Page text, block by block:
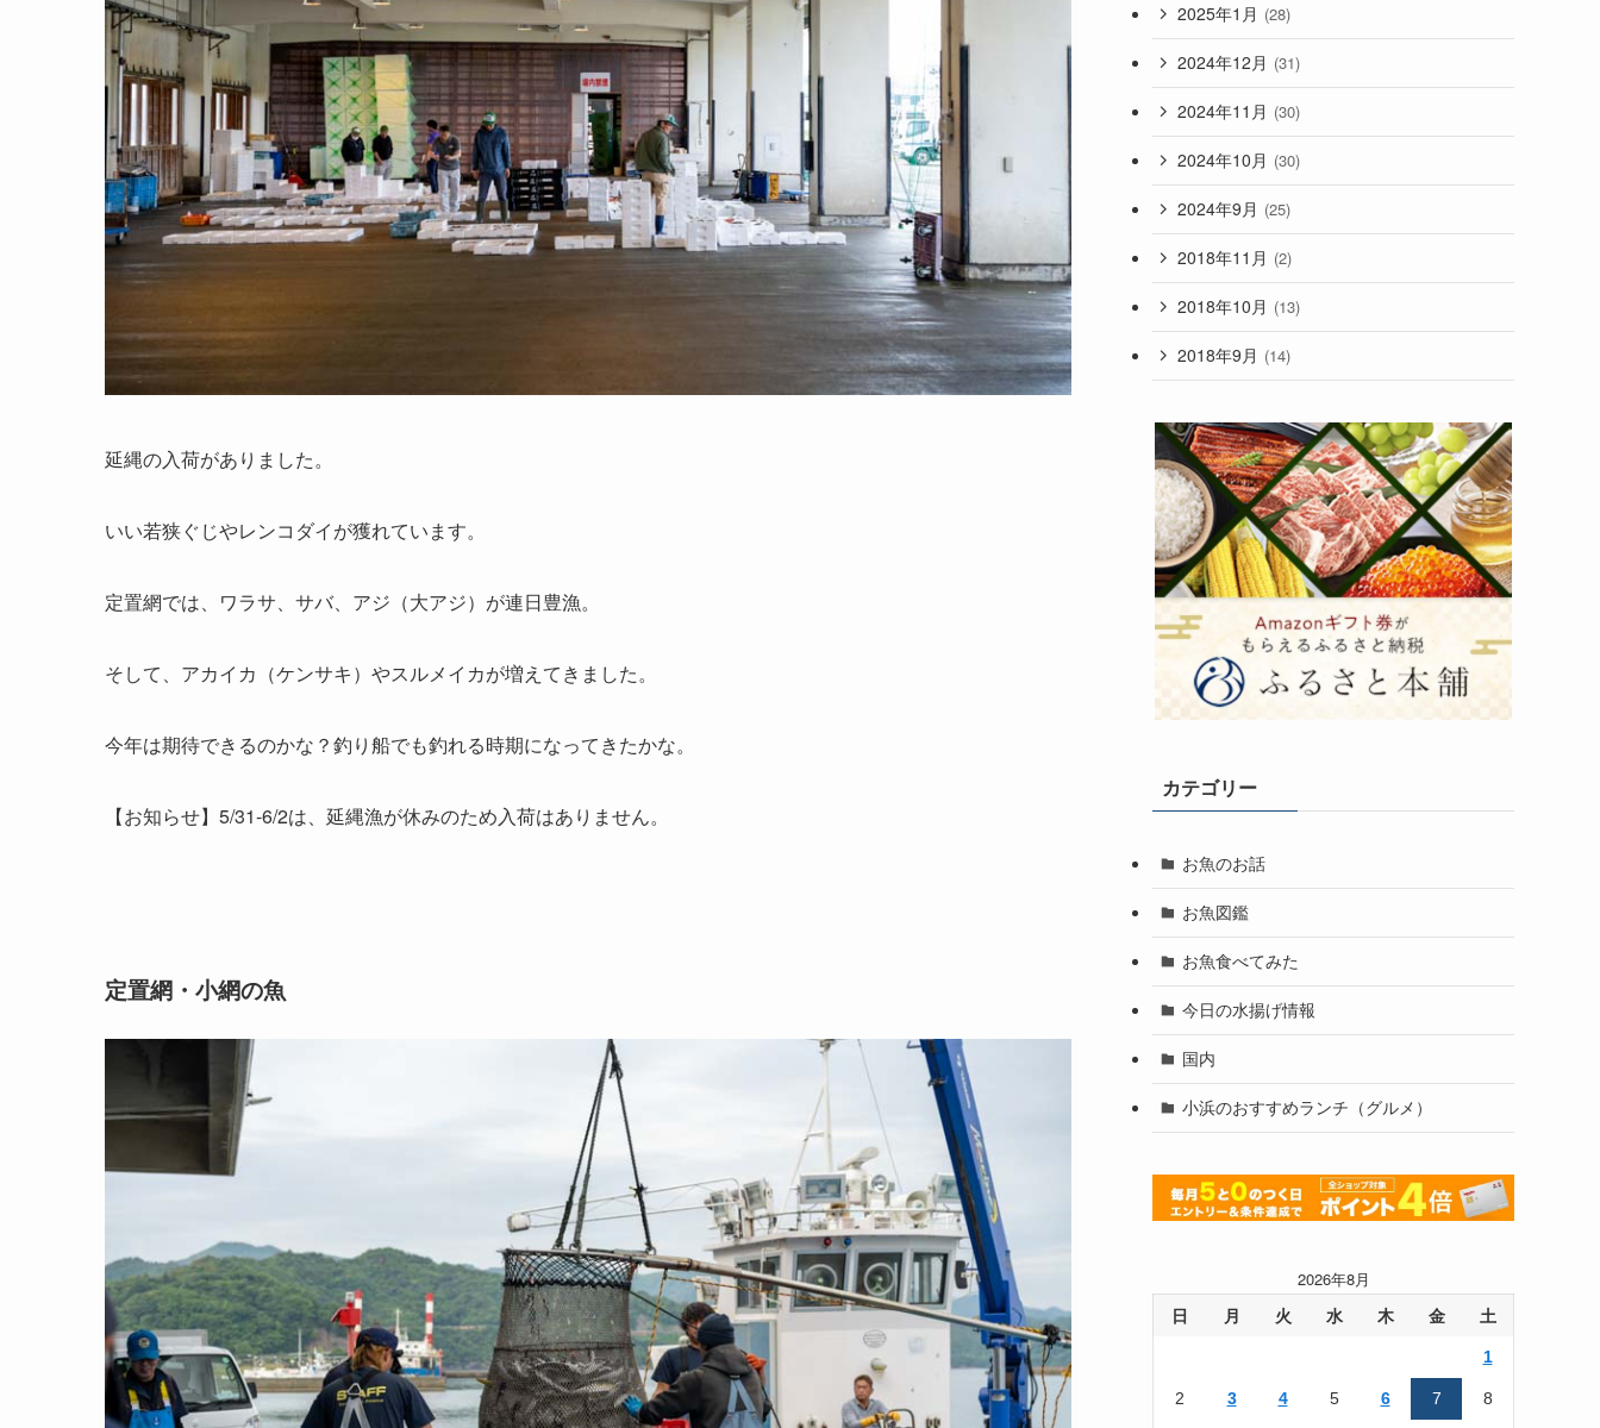
延縄の入荷がありました。
いい若狭ぐじやレンコダイが獲れています。
定置網では、ワラサ、サバ、アジ（大アジ）が連日豊漁。
そして、アカイカ（ケンサキ）やスルメイカが増えてきました。
今年は期待できるのかな？釣り船でも釣れる時期になってきたかな。
【お知らせ】5/31-6/2は、延縄漁が休みのため入荷はありません。
定置網・小網の魚
2025年1月 (28)
2024年12月 (31)
2024年11月 (30)
2024年10月 (30)
2024年9月 (25)
2018年11月 (2)
2018年10月 (13)
2018年9月 (14)
カテゴリー
お魚のお話
お魚図鑑
お魚食べてみた
今日の水揚げ情報
国内
小浜のおすすめランチ（グルメ）
2026年8月
日 月 火 水 木 金 土
1
2 3 4 5 6 7 8